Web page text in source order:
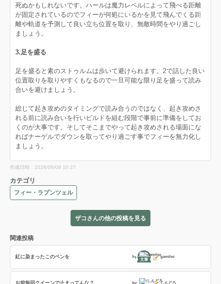
死ぬかもしれないです。ハールは魔力レベルによって飛べる距離
が固定されているのでフィーが何処にいるかを見て飛んでくる距
離や軌道を予測して良い立ち位置を取り、無敵時間をやり過ごし
ましょう。
3.足を盛る
足を盛ると素のストゥルムは歩いて避けられます。2で話した良い
位置取りを取りやすくもなるので一旦可能な限り足を盛って読み
合いを避けましょう。
総じて起き攻めのタイミングで読み合うのではなく、起き攻めさ
れる前に読み合いを行いビルドを組む段階で事前に準備をしてお
くのが大事です。そしてそこまでやって起き攻めされる場面にな
ればナーゲルでダウンを取ってやり過ごす事でフィーを無力化し
ましょう。
作成日時：2026/06/08 10:27
カテゴリ
フィー・ラプンツェル
ザコさんの他の投稿を見る
関連投稿
紅に染まったこのペンを by
文筆
gami/so
お前毎回クイーンで止まってんな？ by しんどろ